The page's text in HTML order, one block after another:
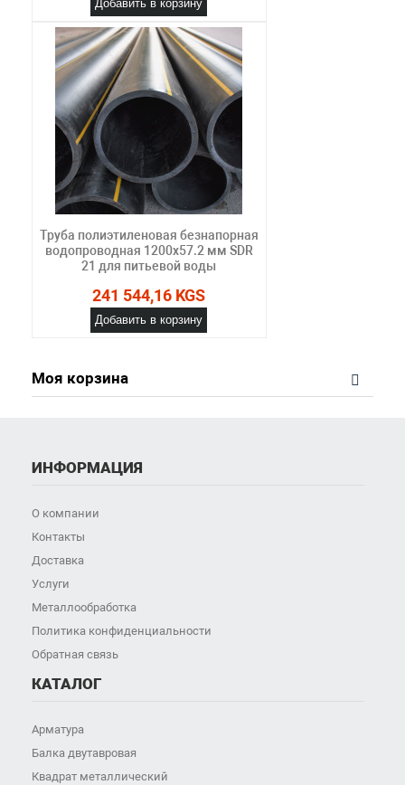
Добавить в корзину
Труба полиэтиленовая безнапорная
водопроводная 1200х57.2 мм SDR
21 для питьевой воды
241 544,16 KGS
Добавить в корзину
Моя корзина
ИНФОРМАЦИЯ
О компании
Контакты
Доставка
Услуги
Металлообработка
Политика конфиденциальности
Обратная связь
КАТАЛОГ
Арматура
Балка двутавровая
Квадрат металлический